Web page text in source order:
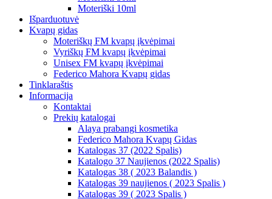
Moteriški 10ml
Išparduotuvė
Kvapų gidas
Moteriškų FM kvapų įkvėpimai
Vyriškų FM kvapų įkvėpimai
Unisex FM kvapų įkvėpimai
Federico Mahora Kvapų gidas
Tinklaraštis
Informacija
Kontaktai
Prekių katalogai
Alaya prabangi kosmetika
Federico Mahora Kvapų Gidas
Katalogas 37 (2022 Spalis)
Katalogo 37 Naujienos (2022 Spalis)
Katalogas 38 ( 2023 Balandis )
Katalogas 39 naujienos ( 2023 Spalis )
Katalogas 39 ( 2023 Spalis )